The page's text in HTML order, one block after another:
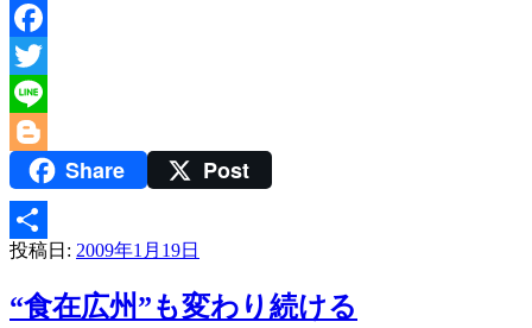
Facebook
Twitter
Line
BloggerShare Post
共
有
投稿日: 2009年1月19日
“食在広州”も変わり続ける